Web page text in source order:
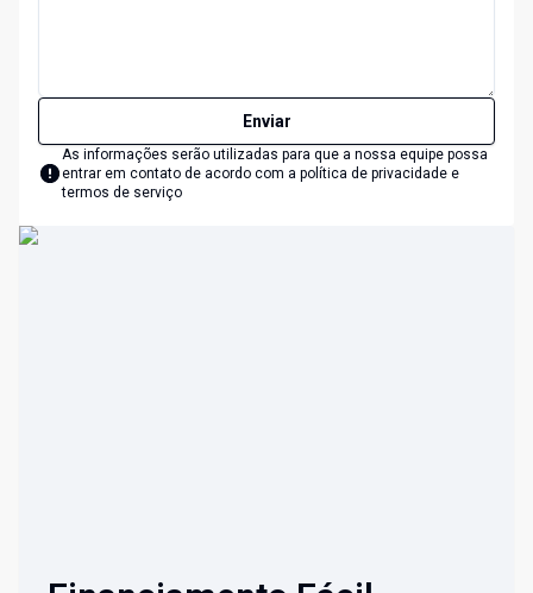
Enviar
As informações serão utilizadas para que a nossa equipe possa
entrar em contato de acordo com a política de privacidade e
termos de serviço